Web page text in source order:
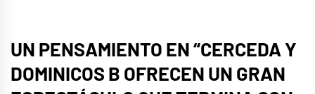
UN PENSAMIENTO EN “CERCEDA Y
DOMINICOS B OFRECEN UN GRAN